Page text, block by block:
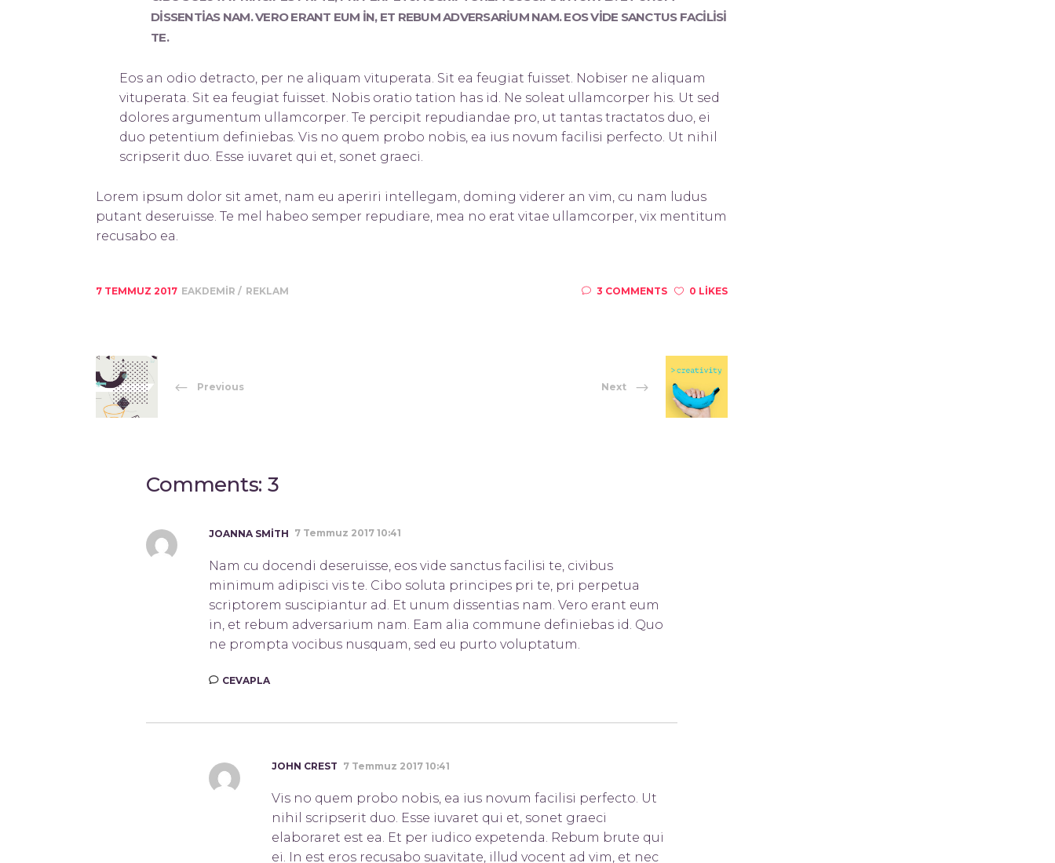
DISSENTIAS NAM. VERO ERANT EUM IN, ET REBUM ADVERSARIUM NAM. EOS VIDE SANCTUS FACILISI
TE.
Eos an odio detracto, per ne aliquam vituperata. Sit ea feugiat fuisset. Nobiser ne aliquam
vituperata. Sit ea feugiat fuisset. Nobis oratio tation has id. Ne soleat ullamcorper his. Ut sed
dolores argumentum ullamcorper. Te percipit repudiandae pro, ut tantas tractatos duo, ei
duo petentium definiebas. Vis no quem probo nobis, ea ius novum facilisi perfecto. Ut nihil
scripserit duo. Esse iuvaret qui et, sonet graeci.
Lorem ipsum dolor sit amet, nam eu aperiri intellegam, doming viderer an vim, cu nam ludus
putant deseruisse. Te mel habeo semper repudiare, mea no erat vitae ullamcorper, vix mentitum
recusabo ea.
7 TEMMUZ 2017 EAKDEMIR REKLAM 3 COMMENTS 0 LIKES
Previous Next
Comments: 3
JOANNA SMITH 7 Temmuz 2017 10:41
Nam cu docendi deseruisse, eos vide sanctus facilisi te, civibus
minimum adipisci vis te. Cibo soluta principes pri te, pri perpetua
scriptorem suscipiantur ad. Et unum dissentias nam. Vero erant eum
in, et rebum adversarium nam. Eam alia commune definiebas id. Quo
ne prompta vocibus nusquam, sed eu purto voluptatum.
CEVAPLA
JOHN CREST 7 Temmuz 2017 10:41
Vis no quem probo nobis, ea ius novum facilisi perfecto. Ut
nihil scripserit duo. Esse iuvaret qui et, sonet graeci
elaboraret est ea. Et per iudico expetenda. Rebum brute qui
ei. In est eros recusabo suavitate, illud vocent ad vim, et nec